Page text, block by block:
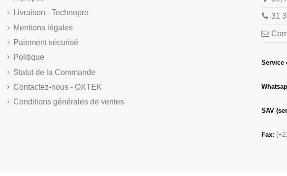
Livraison - Technopro
Mentions légales
Paiement sécurisé
Politique
Statut de la Commande
Contactez-nous - OXTEK
Conditions générales de ventes
31
Service
SAV
Fax: